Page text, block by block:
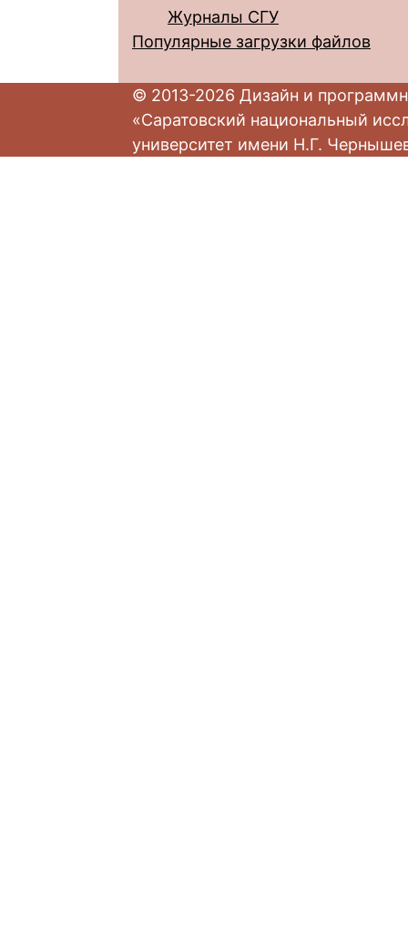
Журналы СГУ
Популярные загрузки файлов
© 2013-2026 Дизайн и
«Саратовский национальный
университет имени Н.Г.